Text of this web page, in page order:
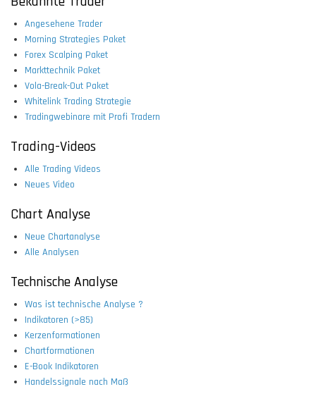
Angesehene Trader
Morning Strategies Paket
Forex Scalping Paket
Markttechnik Paket
Vola-Break-Out Paket
Whitelink Trading Strategie
Tradingwebinare mit Profi Tradern
Trading-Videos
Alle Trading Videos
Neues Video
Chart Analyse
Neue Chartanalyse
Alle Analysen
Technische Analyse
Was ist technische Analyse ?
Indikatoren (>85)
Kerzenformationen
Chartformationen
E-Book Indikatoren
Handelssignale nach Maß